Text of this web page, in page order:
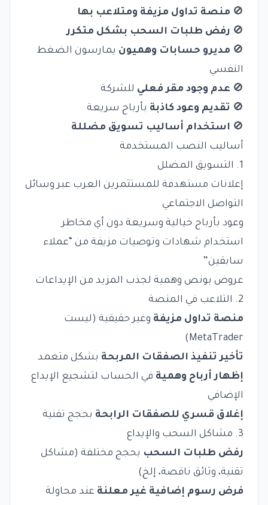
🚫 منصة تداول مزيفة ومتلاعب بها
🚫 رفض طلبات السحب بشكل متكرر
🚫 مديرو حسابات وهميون يمارسون الضغط
النفسي
🚫 عدم وجود مقر فعلي للشركة
🚫 تقديم وعود كاذبة بأرباح سريعة
🚫 استخدام أساليب تسويق مضللة
أساليب النصب المستخدمة
1. التسويق المضلل
إعلانات مستهدفة للمستثمرين العرب عبر وسائل
التواصل الاجتماعي
وعود بأرباح خيالية وسريعة دون أي مخاطر
استخدام شهادات وتوصيات مزيفة من “عملاء
سابقين”
عروض بونص وهمية لجذب المزيد من الإيداعات
2. التلاعب في المنصة
منصة تداول مزيفة وغير حقيقية (ليست
MetaTrader)
تأخير تنفيذ الصفقات المربحة بشكل متعمد
إظهار أرباح وهمية في الحساب لتشجيع الإيداع
الإضافي
إغلاق قسري للصفقات الرابحة بحجج تقنية
3. مشاكل السحب والإيداع
رفض طلبات السحب بحجج مختلفة (مشاكل
تقنية، وثائق ناقصة، إلخ)
فرض رسوم إضافية غير معلنة عند محاولة